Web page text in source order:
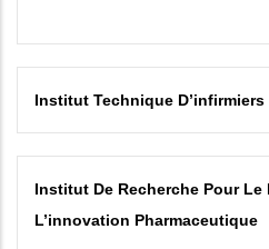
Institut Technique D’infirmiers
Institut De Recherche Pour Le
L’innovation Pharmaceutique